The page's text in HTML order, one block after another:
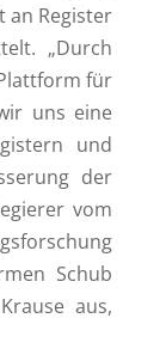
an Register
„Durch
für
uns eine
und
der
vom
Schub
aus,